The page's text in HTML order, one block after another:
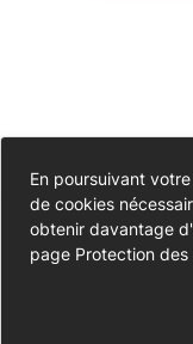
Se
moi
En poursuivant
de cookies
obtenir davantage
page Protection des